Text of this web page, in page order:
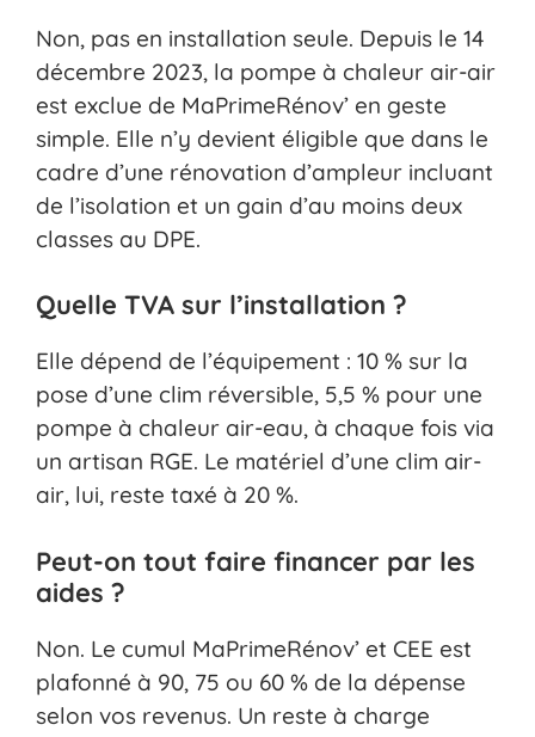
Non, pas en installation seule. Depuis le 14
décembre 2023, la pompe à chaleur air-air
est exclue de MaPrimeRénov’ en geste
simple. Elle n’y devient éligible que dans le
cadre d’une rénovation d’ampleur incluant
de l’isolation et un gain d’au moins deux
classes au DPE.
Quelle TVA sur l’installation ?
Elle dépend de l’équipement : 10 % sur la
pose d’une clim réversible, 5,5 % pour une
pompe à chaleur air-eau, à chaque fois via
un artisan RGE. Le matériel d’une clim air-
air, lui, reste taxé à 20 %.
Peut-on tout faire financer par les
aides ?
Non. Le cumul MaPrimeRénov’ et CEE est
plafonné à 90, 75 ou 60 % de la dépense
selon vos revenus. Un reste à charge